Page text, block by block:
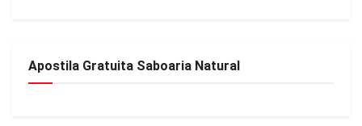
Apostila Gratuita Saboaria Natural